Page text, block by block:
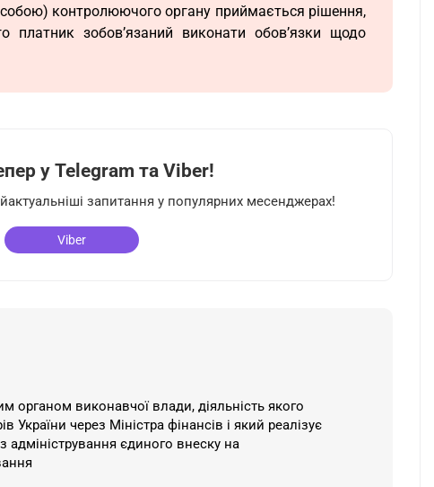
контролюючого органу приймається рішення,
платник зобов’язаний виконати обов’язки щодо
у Telegram та Viber!
запитання у популярних месенджерах!
Viber
органом виконавчої влади, діяльність якого
України через Міністра фінансів і який реалізує
адміністрування єдиного внеску на